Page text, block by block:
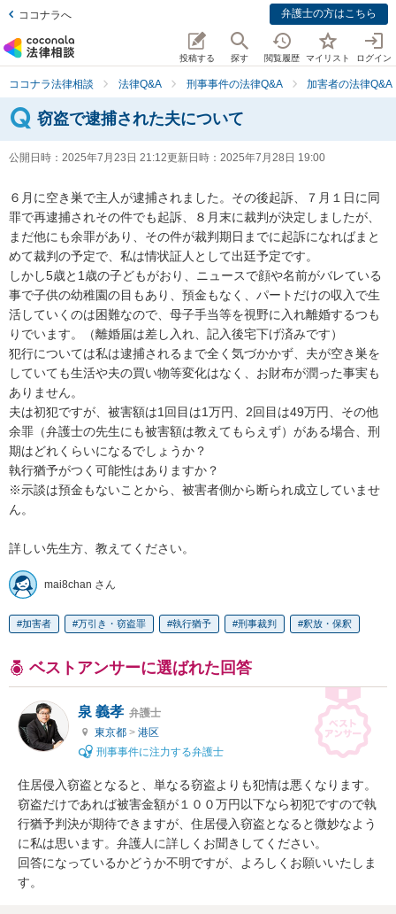
ココナラへ 弁護士の方はこちら
投稿する 探す 閲覧履歴 マイリスト ログイン
ココナラ法律相談 法律Q&A 刑事事件の法律Q&A 加害者の法律Q&A
窃盗で逮捕された夫について
公開日時： 2025年7月23日 21:12更新日時： 2025年7月28日 19:00
６月に空き巣で主人が逮捕されました。その後起訴、７月１日に同
罪で再逮捕されその件でも起訴、８月末に裁判が決定しましたが、
まだ他にも余罪があり、その件が裁判期日までに起訴になればまと
めて裁判の予定で、私は情状証人として出廷予定です。
しかし5歳と1歳の子どもがおり、ニュースで顔や名前がバレている
事で子供の幼稚園の目もあり、預金もなく、パートだけの収入で生
活していくのは困難なので、母子手当等を視野に入れ離婚するつも
りでいます。（離婚届は差し入れ、記入後宅下げ済みです）
犯行については私は逮捕されるまで全く気づかかず、夫が空き巣を
していても生活や夫の買い物等変化はなく、お財布が潤った事実も
ありません。
夫は初犯ですが、被害額は1回目は1万円、2回目は49万円、その他
余罪（弁護士の先生にも被害額は教えてもらえず）がある場合、刑
期はどれくらいになるでしょうか？
執行猶予がつく可能性はありますか？
※示談は預金もないことから、被害者側から断られ成立していませ
ん。
詳しい先生方、教えてください。
mai8chan さん
加害者 万引き・窃盗罪 執行猶予 刑事裁判 釈放・保釈
ベストアンサーに選ばれた回答
泉 義孝 弁護士
東京都 > 港区
刑事事件に注力する弁護士
住居侵入窃盗となると、単なる窃盗よりも犯情は悪くなります。
窃盗だけであれば被害金額が１００万円以下なら初犯ですので執
行猶予判決が期待できますが、住居侵入窃盗となると微妙なよう
に私は思います。弁護人に詳しくお聞きしてください。
回答になっているかどうか不明ですが、よろしくお願いいたしま
す。